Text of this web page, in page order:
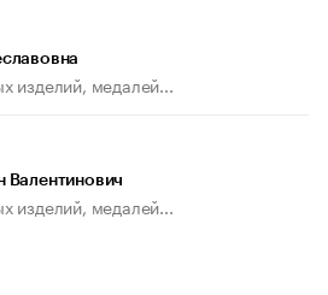
изделий, медалей...
Валентинович
изделий, медалей...